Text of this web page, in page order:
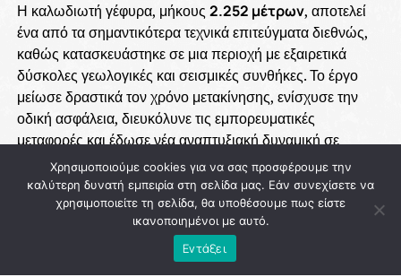
Η καλωδιωτή γέφυρα, μήκους 2.252 μέτρων, αποτελεί
ένα από τα σημαντικότερα τεχνικά επιτεύγματα διεθνώς,
καθώς κατασκευάστηκε σε μια περιοχή με εξαιρετικά
δύσκολες γεωλογικές και σεισμικές συνθήκες. Το έργο
μείωσε δραστικά τον χρόνο μετακίνησης, ενίσχυσε την
οδική ασφάλεια, διευκόλυνε τις εμπορευματικές
μεταφορές και έδωσε νέα αναπτυξιακή δυναμική σε
ολόκληρη τη Δυτική Ελλάδα.
Η ολοκλήρωση της γέφυρας συνδέθηκε με τη στρατηγική
των κυβερνήσεων τουΠΑΣΟΚγια την υλοποίηση
μεγάλων δημόσιων έργων που αναβάθμισαν τις
υποδομές της χώρας και δημιούργησαν τις προϋποθέσεις
Χρησιμοποιούμε cookies για να σας προσφέρουμε την
καλύτερη δυνατή εμπειρία στη σελίδα μας. Εάν συνεχίσετε να
χρησιμοποιείτε τη σελίδα, θα υποθέσουμε πως είστε
ικανοποιημένοι με αυτό.
Εντάξει